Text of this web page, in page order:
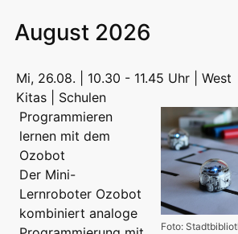
August 2026
Mi, 26.08. | 10.30 - 11.45 Uhr | West
Kitas | Schulen
Foto:
Programmieren
lernen mit dem
Ozobot
Der Mini-
Lernroboter Ozobot
kombiniert analoge